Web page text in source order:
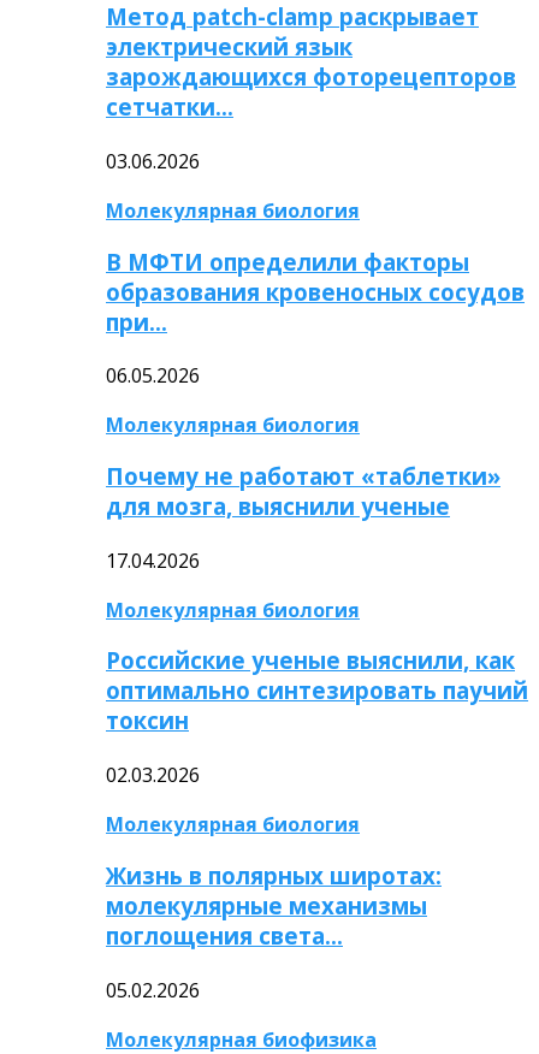
Метод patch-clamp раскрывает
электрический язык
зарождающихся фоторецепторов
сетчатки…
03.06.2026
Молекулярная биология
В МФТИ определили факторы
образования кровеносных сосудов
при…
06.05.2026
Молекулярная биология
Почему не работают «таблетки»
для мозга, выяснили ученые
17.04.2026
Молекулярная биология
Российские ученые выяснили, как
оптимально синтезировать паучий
токсин
02.03.2026
Молекулярная биология
Жизнь в полярных широтах:
молекулярные механизмы
поглощения света…
05.02.2026
Молекулярная биофизика